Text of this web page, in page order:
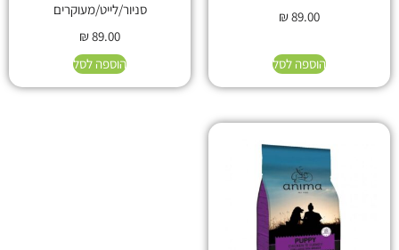
₪89.00
הוספה לסל
סניור/לייט/מעוקרים
₪89.00
הוספה לסל